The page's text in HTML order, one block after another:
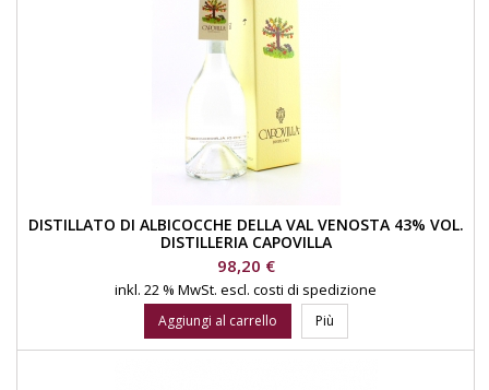
DISTILLATO DI ALBICOCCHE DELLA VAL VENOSTA 43% VOL.
DISTILLERIA CAPOVILLA
Prezzo
98,20 €
inkl. 22 % MwSt. escl. costi di spedizione
Aggiungi al carrello Più